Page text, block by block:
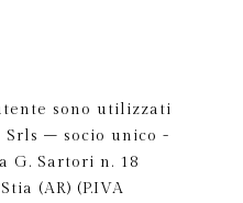
sono utilizzati
– socio unico -
G. Sartori n. 18
(AR) (P.IVA